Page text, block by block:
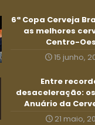
6ª Copa Cerveja
as melhores
Centro-
15 junho,
Entre
desaceleração:
Anuário da
21 maio,